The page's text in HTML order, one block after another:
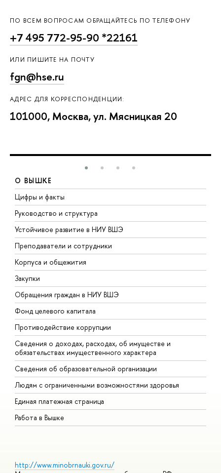
ПО ВСЕМ ВОПРОСАМ ОБРАЩАЙТЕСЬ ПО ТЕЛЕФОНУ
+7 495 772-95-90 *22161
ИЛИ ПИШИТЕ НА ПОЧТУ
fgn@hse.ru
АДРЕС ДЛЯ КОРРЕСПОНДЕНЦИИ:
101000, Москва, ул. Мясницкая 20
О ВЫШКЕ
Цифры и факты
Руководство и структура
Устойчивое развитие в НИУ ВШЭ
Преподаватели и сотрудники
Корпуса и общежития
Закупки
Обращения граждан в НИУ ВШЭ
Фонд целевого капитала
Противодействие коррупции
Сведения о доходах, расходах, об имуществе и
обязательствах имущественного характера
Сведения об образовательной организации
Людям с ограниченными возможностями здоровья
Единая платежная страница
Работа в Вышке
http://www.minobrnauki.gov.ru/